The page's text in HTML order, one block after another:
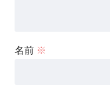
名前 ※